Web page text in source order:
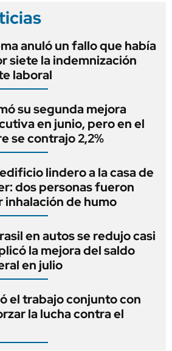
anuló un fallo que había
siete la indemnización
laboral
su segunda mejora
en junio, pero en el
se contrajo 2,2%
lindero a la casa de
dos personas fueron
inhalación de humo
en autos se redujo casi
la mejora del saldo
en julio
el trabajo conjunto con
la lucha contra el